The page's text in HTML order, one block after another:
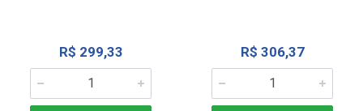
R$ 299,33 R$ 306,37